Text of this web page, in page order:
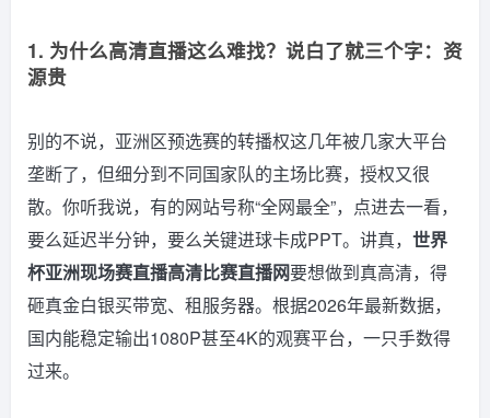
1. 为什么高清直播这么难找？说白了就三个字：资
源贵
别的不说，亚洲区预选赛的转播权这几年被几家大平台
垄断了，但细分到不同国家队的主场比赛，授权又很
散。你听我说，有的网站号称“全网最全”，点进去一看，
要么延迟半分钟，要么关键进球卡成PPT。讲真， 世界
杯亚洲现场赛直播高清比赛直播网要想做到真高清，得
砸真金白银买带宽、租服务器。根据2026年最新数据，
国内能稳定输出1080P甚至4K的观赛平台，一只手数得
过来。